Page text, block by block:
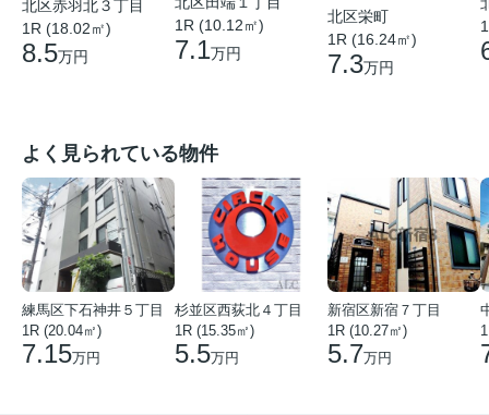
北区赤羽北３丁目
1R (18.02㎡)
8.5万円
1R (10.12㎡)
7.1万円
北区栄町
1R (16.24㎡)
7.3万円
よく見られている物件
練馬区下石神井５丁目
1R (20.04㎡)
7.15万円
杉並区西荻北４丁目
1R (15.35㎡)
5.5万円
新宿区新宿７丁目
1R (10.27㎡)
5.7万円